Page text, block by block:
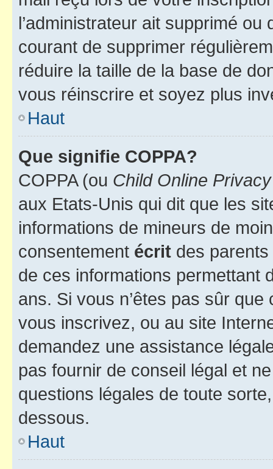
l’administrateur ait supprimé
courant de supprimer
réduire la taille de la base de
vous réinscrire et soyez plus
Haut
Que signifie COPPA?
COPPA (ou Child Online
aux Etats-Unis qui dit que les
informations de mineurs de
consentement écrit des parents
de ces informations permettant
ans. Si vous n’êtes pas sûr
vous inscrivez, ou au site
demandez une assistance
pas fournir de conseil légal et
questions légales de toute
dessous.
Haut